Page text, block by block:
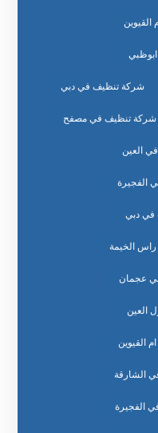
شركة تنظيف في دبي
شركة تنظيف في مصفح
العين
الفجيرة
في دبي
الخيمة
عجمان
العين
القيوين
الشارقة
الفجيرة